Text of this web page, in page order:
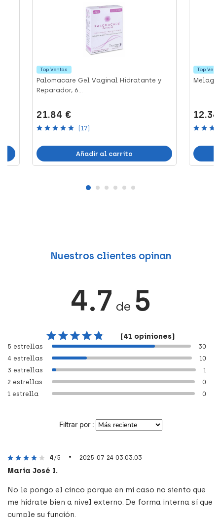
Top Ventas
Palomacare Gel Vaginal Hidratante y
Reparador, 6...
21.84 €
(17)
Añadir al carrito
Top
Nuestros clientes opinan
4.7 de 5
(41 opiniones)
1 estrella 0
2 estrellas 0
3 estrellas 1
4 estrellas 10
5 estrellas 30
Filtrar por :
4/5 • 2025-07-24 03:03:03
María José I.
No le pongo el cinco porque en mi caso no siento que
me hidrate bien a nivel externo. De forma interna sí que
cumple su función.